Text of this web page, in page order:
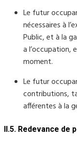
Le futur
nécessaires à
Public, et à la
a l’occupation,
moment.
Le futur
contributions,
afférentes à la
II.5. Redevance de